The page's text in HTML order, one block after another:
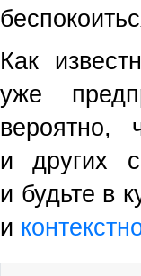
Как
уже
вероятно,
и других
и будьте в
и